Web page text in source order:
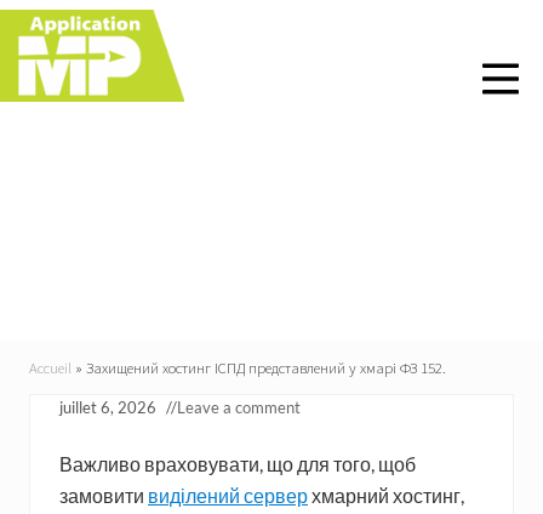
Menu
Skip
right
header
Skip
main
content
Skip
primary
sidebar
Skip
footer
Accueil » Захищений хостинг ІСПД представлений у хмарі ФЗ 152.
juillet 6, 2026 //Leave a comment
Важливо враховувати, що для того, щоб
замовити виділений серверхмарний хостинг,